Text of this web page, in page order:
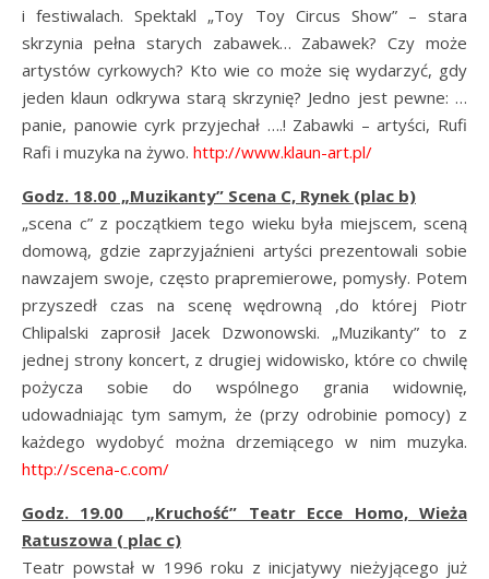
i festiwalach. Spektakl „Toy Toy Circus Show” – stara
skrzynia pełna starych zabawek… Zabawek? Czy może
artystów cyrkowych? Kto wie co może się wydarzyć, gdy
jeden klaun odkrywa starą skrzynię? Jedno jest pewne: …
panie, panowie cyrk przyjechał ….! Zabawki – artyści, Rufi
Rafi i muzyka na żywo. http://www.klaun-art.pl/
Godz. 18.00 „Muzikanty” Scena C, Rynek (plac b)
„scena c” z początkiem tego wieku była miejscem, sceną
domową, gdzie zaprzyjaźnieni artyści prezentowali sobie
nawzajem swoje, często prapremierowe, pomysły. Potem
przyszedł czas na scenę wędrowną ,do której Piotr
Chlipalski zaprosił Jacek Dzwonowski. „Muzikanty” to z
jednej strony koncert, z drugiej widowisko, które co chwilę
pożycza sobie do wspólnego grania widownię,
udowadniając tym samym, że (przy odrobinie pomocy) z
każdego wydobyć można drzemiącego w nim muzyka.
http://scena-c.com/
Godz. 19.00 „Kruchość” Teatr Ecce Homo, Wieża
Ratuszowa ( plac c)
Teatr powstał w 1996 roku z inicjatywy nieżyjącego już